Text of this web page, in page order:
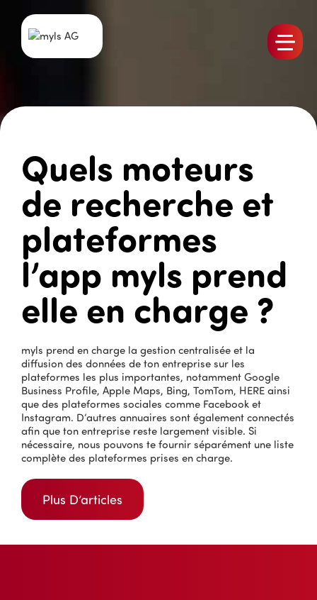
Produits
myls Actualités
Références
Contact
Quels moteurs
de recherche et
plateformes
l’app myls prend
elle en charge ?
myls prend en charge la gestion centralisée et la
diffusion des données de ton entreprise sur les
plateformes les plus importantes, notamment Google
Business Profile, Apple Maps, Bing, TomTom, HERE ainsi
que des plateformes sociales comme Facebook et
Instagram. D’autres annuaires sont également connectés
afin que ton entreprise reste largement visible. Si
nécessaire, nous pouvons te fournir séparément une liste
complète des plateformes prises en charge.
Plus D’articles